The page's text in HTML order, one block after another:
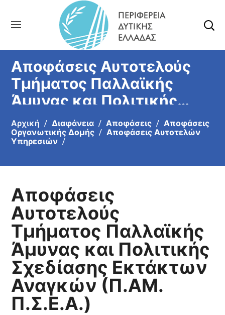
Αποφάσεις Αυτοτελούς
Τμήματος Παλλαϊκής
Άμυνας και Πολιτικής
Σχεδίασης Εκτάκτων
Αναγκών
Αρχική Διαφάνεια Αποφάσεις
Αποφάσεις
Οργανωτικής Δομής
Αποφάσεις Αυτοτελών
Υπηρεσιών
Αποφάσεις
Αυτοτελούς
Τμήματος Παλλαϊκής
Άμυνας και Πολιτικής
Σχεδίασης Εκτάκτων
Αναγκών (Π.ΑΜ.
Π.Σ.Ε.Α.)